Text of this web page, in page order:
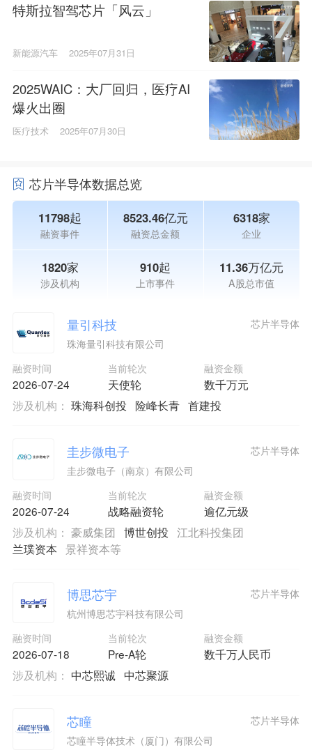
特斯拉智驾芯片「风云」
新能源汽车 2025年07月31日
2025WAIC：大厂回归，医疗AI
爆火出圈
医疗技术 2025年07月30日
芯片半导体数据总览
11798起
融资事件
8523.46亿元
融资总金额
6318家
企业
1820家
涉及机构
910起
上市事件
11.36万亿元
A股总市值
量引科技
珠海量引科技有限公司
融资时间
2026-07-24
当前轮次
天使轮
融资金额
数千万元
芯片半导体
涉及机构： 珠海科创投 险峰长青 首建投
圭步微电子
圭步微电子（南京）有限公司
融资时间
2026-07-24
当前轮次
战略融资轮
融资金额
逾亿元级
芯片半导体
涉及机构： 豪威集团 博世创投 江北科投集团
兰璞资本 景祥资本等
博思芯宇
杭州博思芯宇科技有限公司
融资时间
2026-07-18
当前轮次
Pre-A轮
融资金额
数千万人民币
芯片半导体
涉及机构： 中芯熙诚 中芯聚源
芯瞳
芯瞳半导体技术（厦门）有限公司
芯片半导体